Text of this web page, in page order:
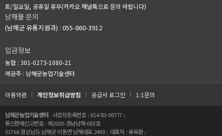
토/일요일, 공휴일 휴무(카카오 채널톡으로 문의 바랍니다)
남해몰 문의
(남해군 유통지원과) : 055-860-3912
입금정보
농협 : 301-0273-1080-21
예금주 : 남해군농업기술센터
이용약관 개인정보취급방침 공급사 로그인 1:1문의
남해군농업기술센터 사업자등록번호 : 614-83-00777
통신판매신고번호 : 제2020-경남남해-083호
51766 경상남도 남해군 이동면 남해대로 2449
대표자 : 류욱환